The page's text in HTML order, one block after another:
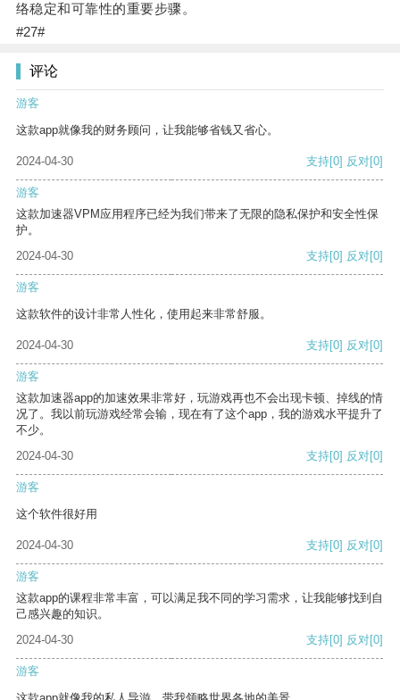
络稳定和可靠性的重要步骤。
#27#
评论
游客
这款app就像我的财务顾问，让我能够省钱又省心。
2024-04-30 支持[0] 反对[0]
游客
这款加速器VPM应用程序已经为我们带来了无限的隐私保护和安全性保
护。
2024-04-30
支持[0] 反对[0]
游客
这款软件的设计非常人性化，使用起来非常舒服。
2024-04-30 支持[0] 反对[0]
游客
这款加速器app的加速效果非常好，玩游戏再也不会出现卡顿、掉线的情
况了。我以前玩游戏经常会输，现在有了这个app，我的游戏水平提升了
不少。
2024-04-30
支持[0] 反对[0]
游客
这个软件很好用
2024-04-30 支持[0] 反对[0]
游客
这款app的课程非常丰富，可以满足我不同的学习需求，让我能够找到自
己感兴趣的知识。
2024-04-30
支持[0] 反对[0]
游客